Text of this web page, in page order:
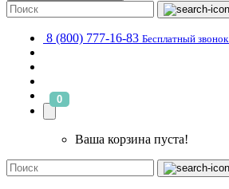
8 (800) 777-16-83 Бесплатный
0
Ваша корзина пуста!